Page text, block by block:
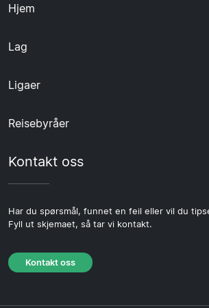
Hjem
Lag
Ligaer
Reisebyråer
Kontakt oss
Har du spørsmål, funnet en feil eller vil du
Fyll ut skjemaet, så tar vi kontakt.
Kontakt oss